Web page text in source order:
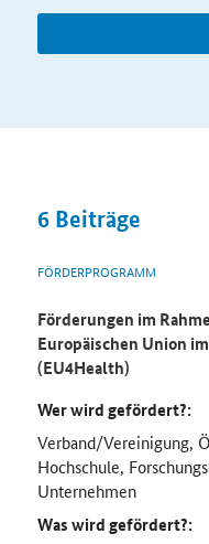
6 Beiträge
FÖRDERPROGRAMM
Förderungen im
Europäischen Union
(EU4Health)
Wer wird gefördert?:
Verband/Vereinigung,
Hochschule,
Unternehmen
Was wird gefördert?: